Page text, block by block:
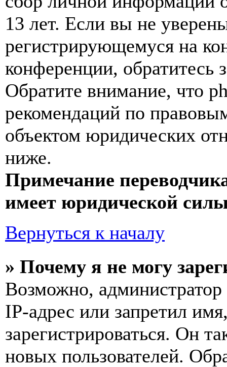
13 лет. Если вы не
регистрирующемуся на
конференции, обратитесь
Обратите внимание, что
рекомендаций по
объектом юридических
ниже.
Примечание
имеет юридической
Вернуться к началу
» Почему я не могу
Возможно,
IP-адрес или запретил
зарегистрироваться. Он
новых пользователей.